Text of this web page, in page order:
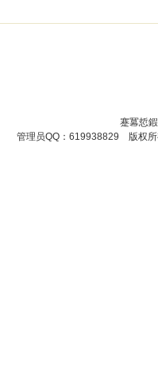
蹇冪悊
管理员QQ：619938829 版权